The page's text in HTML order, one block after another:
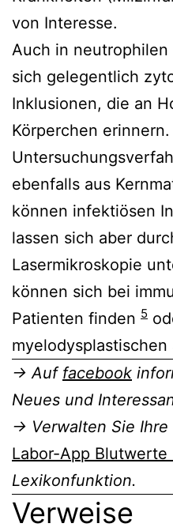
von Interesse.
Auch in
sich gelegentlich
Inklusionen, die an
Körperchen erinnern.
ebenfalls aus
können infektiösen
lassen sich aber
Lasermikroskopie
können sich bei
Patienten finden 5
myelodysplastischen
→ Auf facebook
Neues und
→ Verwalten Sie
Labor-App Blutwerte
Lexikonfunktion.
Verweise